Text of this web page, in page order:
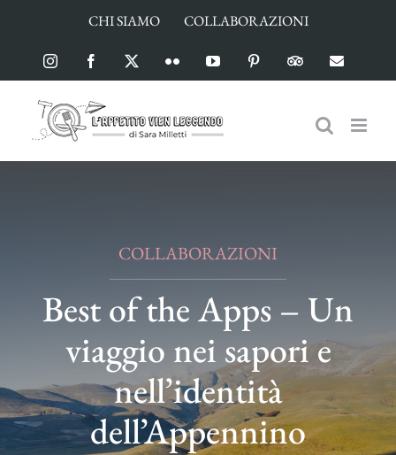
contenuto
CHI SIAMO COLLABORAZIONI
InstagramFacebook Flickr YouTube PinterestTripAdvisor
Email
COLLABORAZIONI
Best of the Apps – Un
viaggio nei sapori e
nell’identità
dell’Appennino